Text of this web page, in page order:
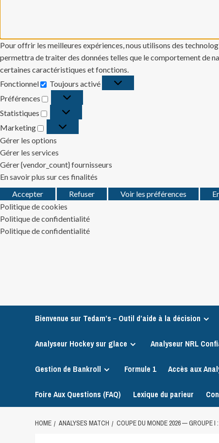
Pour offrir les meilleures expériences, nous utilisons des
permettra de traiter des données telles que le comportement de
certaines caractéristiques et fonctions.
Fonctionnel
Fonctionnel
Toujours activé
Préférences
Préférences
Statistiques
Statistiques
Marketing
Marketing
Gérer les options
Gérer les services
Gérer {vendor_count} fournisseurs
En savoir plus sur ces finalités
Accepter
Refuser Voir les préférences
Politique de cookies
Politique de confidentialité
Politique de confidentialité
Bienvenue sur Tedam’s – Outil d’aide à la décision
Analyseur Hockey sur glace Analyseur NRL
Gestion de Bankroll Formule 1 Accès aux
Foire Aux Questions (FAQ) Lexique du parieur
HOME ANALYSES MATCH COUPE DU MONDE 2026 — GROUPE I